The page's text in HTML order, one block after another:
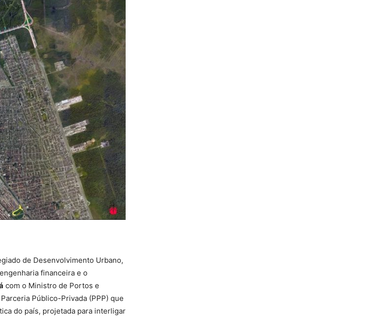
de Desenvolvimento Urbano,
financeira e o
com o Ministro de Portos e
Público-Privada (PPP) que
do país, projetada para interligar